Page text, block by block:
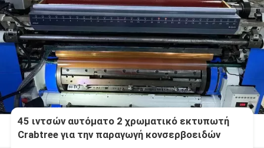
45 ιντσών αυτόματο 2 χρωματικό εκτυπωτή
Crabtree για την παραγωγή κονσερβοειδών